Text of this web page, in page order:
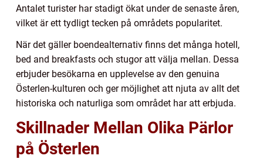
Antalet turister har stadigt ökat under de senaste åren,
vilket är ett tydligt tecken på områdets popularitet.
När det gäller boendealternativ finns det många hotell,
bed and breakfasts och stugor att välja mellan. Dessa
erbjuder besökarna en upplevelse av den genuina
Österlen-kulturen och ger möjlighet att njuta av allt det
historiska och naturliga som området har att erbjuda.
Skillnader Mellan Olika Pärlor
på Österlen